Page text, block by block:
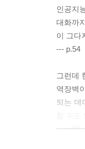
인공지
대화까
이 그다
--- p.54
그런데
역장벽
되는 데
--- p.98